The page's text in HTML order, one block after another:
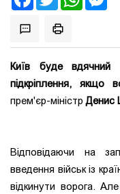
Київ буде вдячний
підкріплення, якщо
прем'єр-міністрДенис
Відповідаючи на
введення військ із
відкинути ворога.